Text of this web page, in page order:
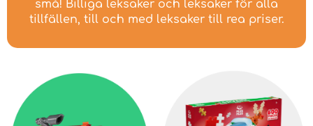
små! Billiga leksaker och leksaker för alla
tillfällen, till och med leksaker till rea priser.